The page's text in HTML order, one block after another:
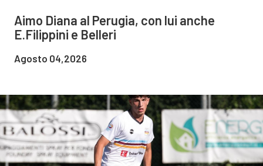
Aimo Diana al Perugia, con lui anche
E.Filippini e Belleri
Agosto 04,2026